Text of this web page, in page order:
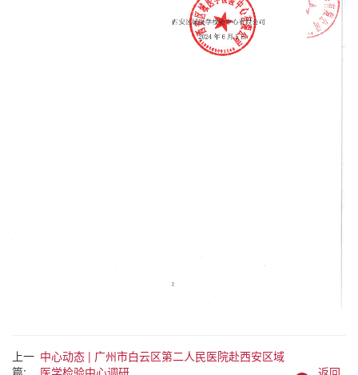
上一 中心动态 | 广州市白云区第二人民医院赴西安区域